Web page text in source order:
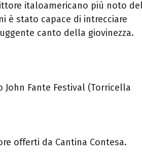
italoamericano più noto
è stato capace di intrecciare
canto della giovinezza.
Fante Festival (Torricella
offerti da Cantina Contesa.